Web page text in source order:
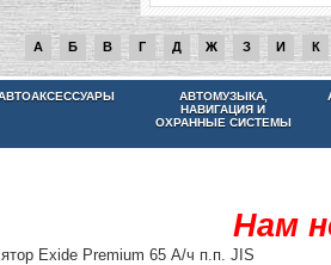
А Б В Г Д Ж З И К
АВТОМУЗЫКА,
НАВИГАЦИЯ И
ОХРАННЫЕ СИСТЕМЫ
Нам
Exide Premium 65 А/ч п.п. JIS